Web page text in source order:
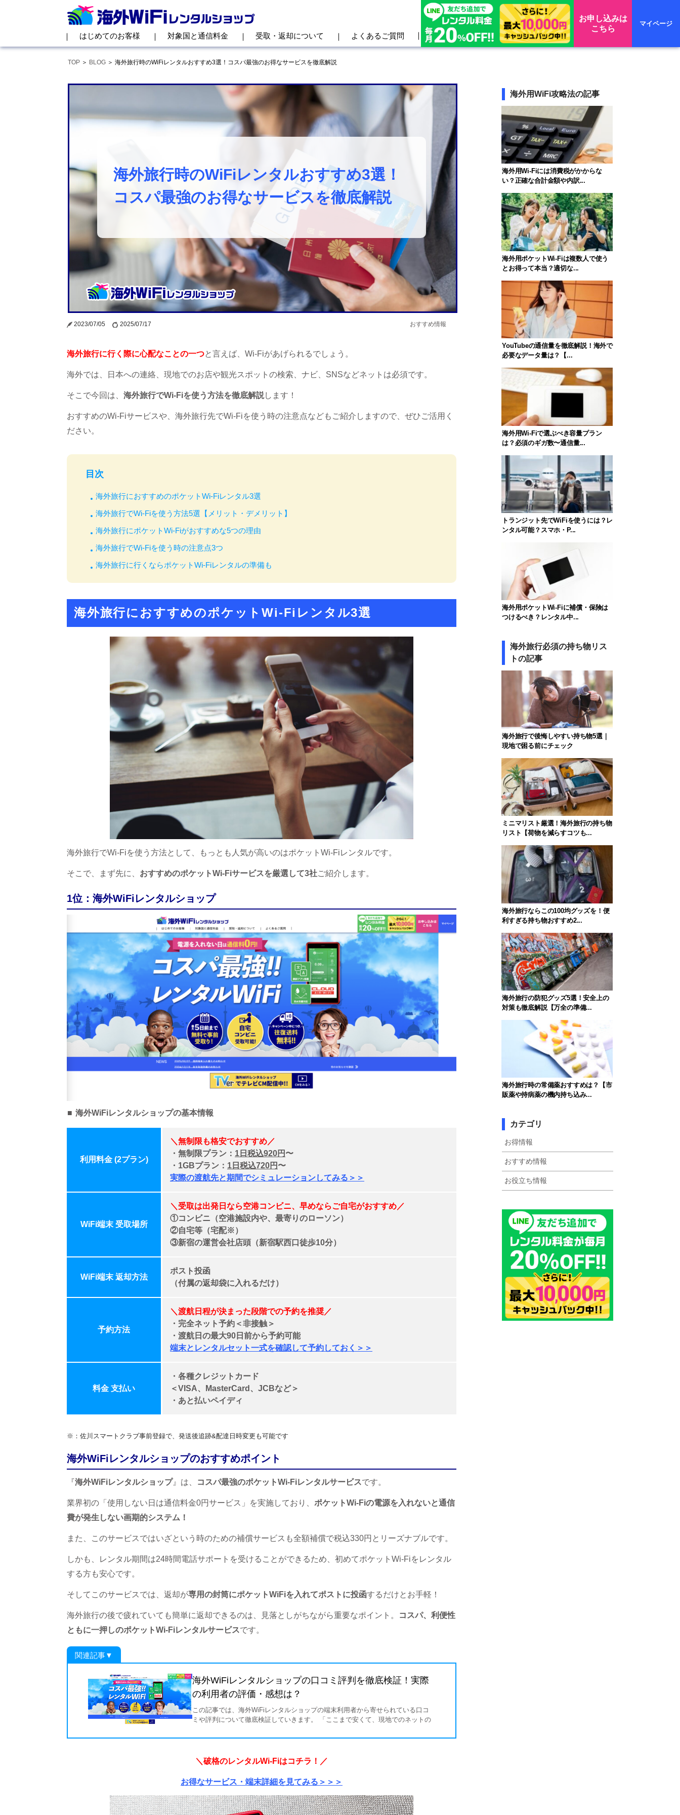
はじめてのお客様 対象国と通信料金 受取・返却について よくあるご質問
お申し込みは
こちら
マイページ
TOP BLOG 海外旅行時のWiFiレンタルおすすめ3選！コスパ最強のお得なサービスを徹底解説
海外旅行時のWiFiレンタルおすすめ3選！
コスパ最強のお得なサービスを徹底解説
2023/07/05 2025/07/17 おすすめ情報
海外旅行に行く際に心配なことの一つと言えば、Wi-Fiがあげられるでしょう。
海外では、日本への連絡、現地でのお店や観光スポットの検索、ナビ、SNSなどネットは必須です。
そこで今回は、 海外旅行でWi-Fiを使う方法を徹底解説します！
おすすめのWi-Fiサービスや、海外旅行先でWi-Fiを使う時の注意点などもご紹介しますので、ぜひご活用く
ださい。
目次
海外旅行におすすめのポケットWi-Fiレンタル3選
海外旅行でWi-Fiを使う方法5選【メリット・デメリット】
海外旅行にポケットWi-Fiがおすすめな5つの理由
海外旅行でWi-Fiを使う時の注意点3つ
海外旅行に行くならポケットWi-Fiレンタルの準備も
海外旅行におすすめのポケットWi-Fiレンタル3選
海外旅行でWi-Fiを使う方法として、もっとも人気が高いのはポケットWi-Fiレンタルです。
そこで、まず先に、 おすすめのポケットWi-Fiサービスを厳選して3社ご紹介します。
1位：海外WiFiレンタルショップ
海外WiFiレンタルショップの基本情報
利用料金 (2プラン)
＼無制限も格安でおすすめ／
・無制限プラン： 1日税込920円 〜
・1GBプラン： 1日税込720円 〜
実際の渡航先と期間でシミュレーションしてみる＞＞
WiFi端末 受取場所
＼受取は出発日なら空港コンビニ、早めならご自宅がおすすめ／
①コンビニ（空港施設内や、最寄りのローソン）
②自宅等（宅配※）
③新宿の運営会社店頭（新宿駅西口徒歩10分）
WiFi端末 返却方法
ポスト投函
（付属の返却袋に入れるだけ）
予約方法
＼渡航日程が決まった段階での予約を推奨／
・完全ネット予約＜非接触＞
・ 渡航日の最大90日前から予約可能
端末とレンタルセット一式を確認して予約しておく＞＞
料金 支払い
・各種クレジットカード
＜VISA、MasterCard、JCBなど＞
・あと払いペイディ
※：佐川スマートクラブ事前登録で、発送後追跡&配達日時変更も可能です
海外WiFiレンタルショップのおすすめポイント
『 海外WiFiレンタルショップ』は、 コスパ最強のポケットWi-Fiレンタルサービスです。
業界初の「使用しない日は通信料金0円サービス」を実施しており、 ポケットWi-Fiの電源を入れないと通信
費が発生しない画期的システム！
また、このサービスではいざという時のための補償サービスも全額補償で税込330円とリーズナブルです。
しかも、レンタル期間は24時間電話サポートを受けることができるため、初めてポケットWi-Fiをレンタル
する方も安心です。
そしてこのサービスでは、返却が専用の封筒にポケットWiFiを入れてポストに投函するだけとお手軽！
海外旅行の後で疲れていても簡単に返却できるのは、見落としがちながら重要なポイント。
コスパ、利便性
ともに一押しのポケットWi-Fiレンタルサービスです。
関連記事▼
海外WiFiレンタルショップの口コミ評判を徹底検証！実際
の利用者の評価・感想は？
この記事では、海外WiFiレンタルショップの端末利用者から寄せられている口コ
ミや評判について徹底検証していきます。 「ここまで安くて、現地でのネットの
＼破格のレンタルWi-Fiはコチラ！／
お得なサービス・端末詳細を見てみる＞＞＞
海外用WiFi攻略法の記事
海外用Wi-Fiには消費税がかからな
い？正確な合計金額や内訳...
海外用ポケットWi-Fiは複数人で使う
とお得って本当？適切な...
YouTubeの通信量を徹底解説！海外で
必要なデータ量は？【...
海外用Wi-Fiで選ぶべき容量プラン
は？必須のギガ数〜通信量...
トランジット先でWiFiを使うには？レ
ンタル可能？スマホ・P...
海外用ポケットWi-Fiに補償・保険は
つけるべき？レンタル中...
海外旅行必須の持ち物リス
トの記事
海外旅行で後悔しやすい持ち物5選｜
現地で困る前にチェック
ミニマリスト厳選！海外旅行の持ち物
リスト【荷物を減らすコツも...
海外旅行ならこの100均グッズを！便
利すぎる持ち物おすすめ2...
海外旅行の防犯グッズ5選！安全上の
対策も徹底解説【万全の準備...
海外旅行時の常備薬おすすめは？【市
販薬や持病薬の機内持ち込み...
カテゴリ
お得情報
おすすめ情報
お役立ち情報